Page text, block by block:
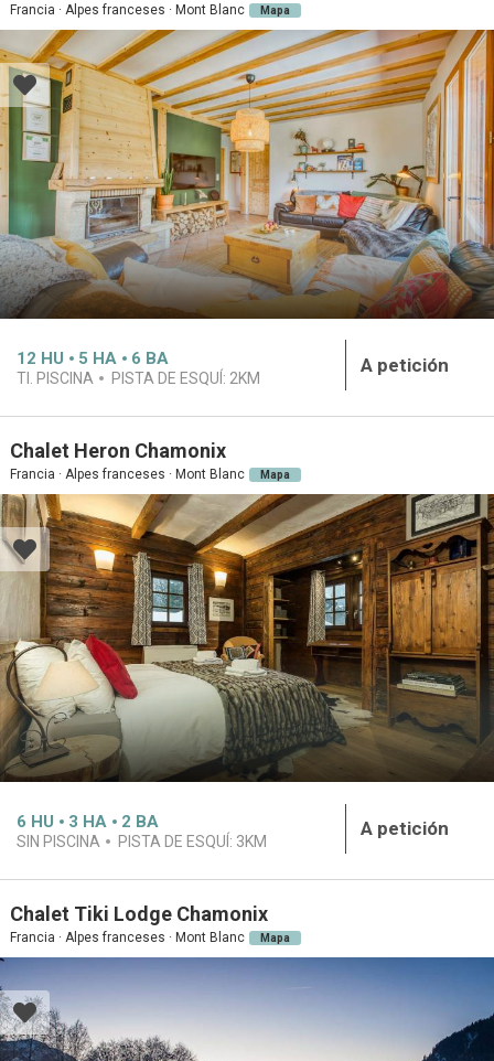
Francia · Alpes franceses · Mont Blanc Mapa
12 HU 5 HA 6 BA
TI. PISCINA PISTA DE ESQUÍ: 2KM
A petición
Chalet Heron Chamonix
Francia · Alpes franceses · Mont Blanc Mapa
6 HU 3 HA 2 BA
SIN PISCINA PISTA DE ESQUÍ: 3KM
A petición
Chalet Tiki Lodge Chamonix
Francia · Alpes franceses · Mont Blanc Mapa